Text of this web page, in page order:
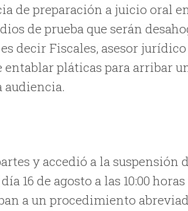
de preparación a juicio oral
de prueba que serán
decir Fiscales, asesor
pláticas para arribar
audiencia.
y accedió a la suspensión
16 de agosto a las 10:00
a un procedimiento